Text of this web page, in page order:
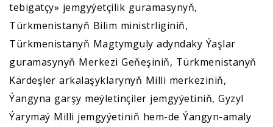
tebigatçy» jemgyýetçilik guramasynyň,
Türkmenistanyň Bilim ministrliginiň,
Türkmenistanyň Magtymguly adyndaky Ýaşlar
guramasynyň Merkezi Geňeşiniň, Türkmenistanyň
Kärdeşler arkalaşyklarynyň Milli merkeziniň,
Ýangyna garşy meýletinçiler jemgyýetiniň, Gyzyl
Ýarymaý Milli jemgyýetiniň hem-de Ýangyn-amaly